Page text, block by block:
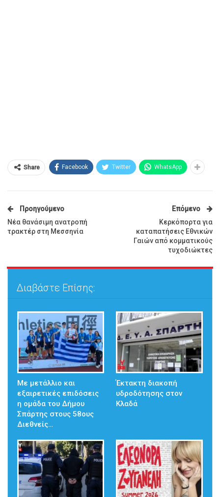
Share Facebook Twitter WhatsApp
Προηγούμενο
Νέα θανάσιμη ανατροπή
τρακτέρ στη Μεσσηνία
Επόμενο
Κερκόπορτα για
καταπατήσεις Εθνικών
Γαιών από κομματικούς
τυχοδιώκτες
Διαβάστε Επίσης:
Με μετάλλιο και
εξαιρετικές επιδόσεις
η ομάδα του Δήμου
Σπάρτης στους 58ους
Διεθνείς…
Έκτακτη διακοπή
υδροδότησης στον
Κλαδά